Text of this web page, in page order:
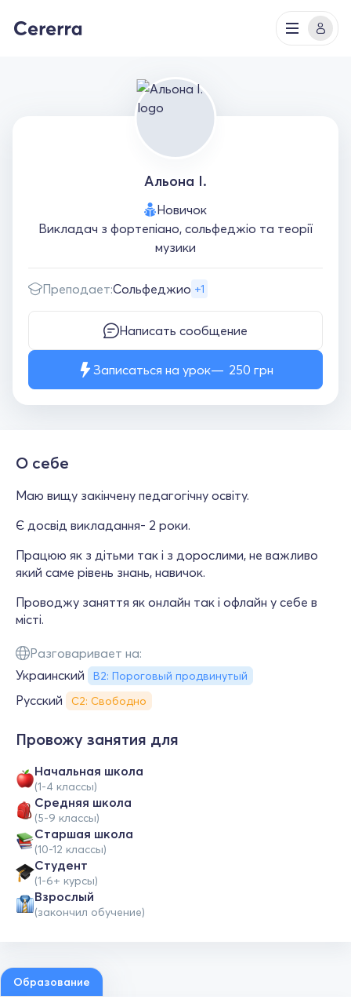
Альона І.
Новичок
Викладач з фортепіано, сольфеджіо та теорії
музики
Преподает:Сольфеджио +1
Написать сообщение
Записаться на урок 250 грн
О себе
Маю вищу закінчену педагогічну освіту.
Є досвід викладання- 2 роки.
Працюю як з дітьми так і з дорослими, не важливо
який саме рівень знань, навичок.
Проводжу заняття як онлайн так і офлайн у себе в
місті.
Разговаривает на:
Украинский
B2: Пороговый продвинутый
Русский С2: Свободно
Провожу занятия для
Начальная школа
(1-4 классы)
Средняя школа
(5-9 классы)
Cтаршая школа
(10-12 классы)
Студент
(1-6+ курсы)
Взрослый
(закончил обучение)
Образование